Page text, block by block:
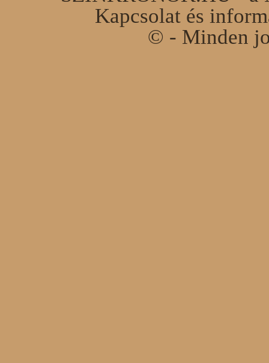
Kapcsolat és
© - Minden